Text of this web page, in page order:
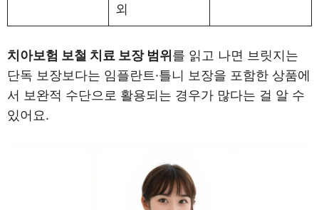
외
치아보험 보철 치료 보장 범위를 읽고 나면 브릿지는
단독 보장보다는 임플란트·틀니 보장을 포함한 상품에
서 보완적 수단으로 활용되는 경우가 많다는 걸 알 수
있어요.